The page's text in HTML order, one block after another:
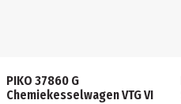
PIKO 37860 G
Chemiekesselwagen VTG VI